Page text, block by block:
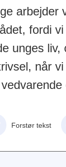
fordi
unges
når
Forstør tekst